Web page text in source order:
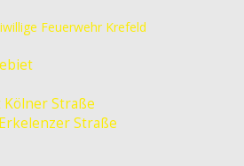
Feuerwehr Krefeld
Straße
Straße